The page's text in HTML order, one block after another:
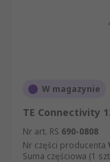
W magazynie
TE Connectivity
Nr art. RS 690-0808
Nr części producenta
Suma częściowa (1